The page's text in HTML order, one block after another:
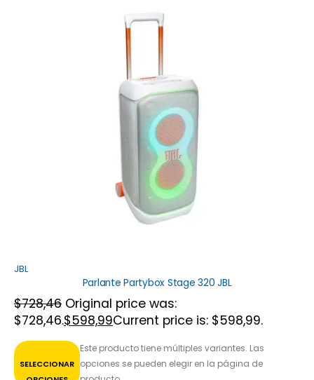
JBL
Parlante Partybox Stage 320 JBL
$728,46 Original price was:
$728,46.$598,99Current price is: $598,99.
SELECCIONAR
Este producto tiene múltiples variantes. Las
opciones se pueden elegir en la página de